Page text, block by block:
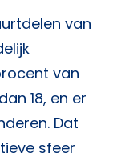
van
van
18, en er
Dat
sfeer